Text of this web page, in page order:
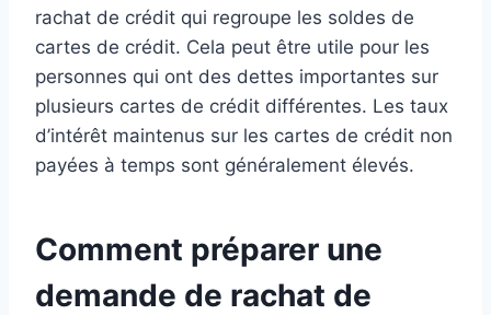
rachat de crédit qui regroupe les soldes de
cartes de crédit. Cela peut être utile pour les
personnes qui ont des dettes importantes sur
plusieurs cartes de crédit différentes. Les taux
d’intérêt maintenus sur les cartes de crédit non
payées à temps sont généralement élevés.
Comment préparer une
demande de rachat de